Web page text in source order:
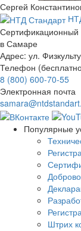
Сергей
Сертификационный
в Самаре
Адрес: ул.
Телефон
8 (800) 600-70-55
Электронная почта
Популярные
Штрих